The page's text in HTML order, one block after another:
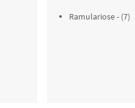
Ramulariose - (7)